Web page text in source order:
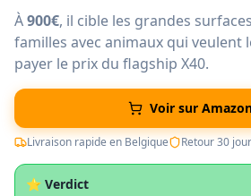
À900€, il cible les grandes
familles avec animaux qui veulent
payer le prix du flagship X40.
Voir sur
Livraison rapide en Belgique Retour 30
⭐ Verdict